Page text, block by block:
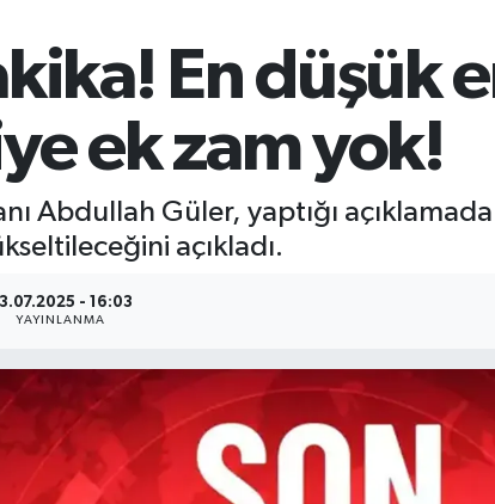
En düşük
ek zam yok!
Abdullah Güler, yaptığı
açıkladı.
- 16:03
YAYINLANMA